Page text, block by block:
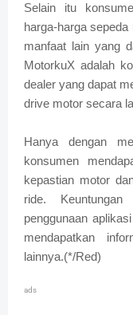
Selain itu
harga-harga
manfaat lain yang
MotorkuX adalah
dealer yang dapat
drive motor secara
Hanya dengan
konsumen
kepastian motor
ride.
penggunaan
mendapatkan
lainnya.(*/Red)
ads